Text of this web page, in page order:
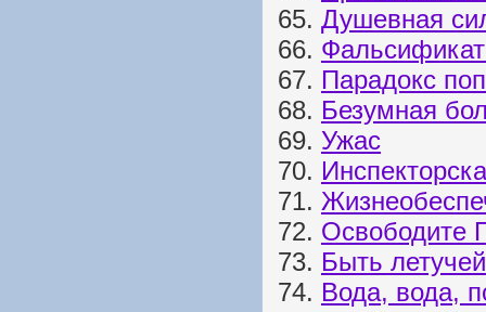
65. Душевная
66.
67. Парадокс
68. Безумная
69. Ужас
70.
71.
72. Освободите
73. Быть
74. Вода, вода,